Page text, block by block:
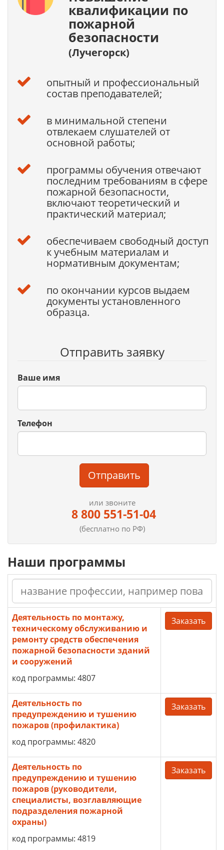
квалификации по
пожарной
безопасности
(Лучегорск)
опытный и профессиональный
состав преподавателей;
в минимальной степени
отвлекаем слушателей от
основной работы;
программы обучения отвечают
последним требованиям в сфере
пожарной безопасности,
включают теоретический и
практический материал;
обеспечиваем свободный доступ
к учебным материалам и
нормативным документам;
по окончании курсов выдаем
документы установленного
образца.
Отправить заявку
Ваше имя
Телефон
Отправить
или звоните
8 800 551-51-04
(бесплатно по РФ)
Наши программы
Деятельность по монтажу,
техническому обслуживанию и
ремонту средств обеспечения
пожарной безопасности зданий
и сооружений
код программы: 4807
Заказать
Деятельность по
предупреждению и тушению
пожаров (профилактика)
код программы: 4820
Заказать
Деятельность по
предупреждению и тушению
пожаров (руководители,
специалисты, возглавляющие
подразделения пожарной
охраны)
код программы: 4819
Заказать